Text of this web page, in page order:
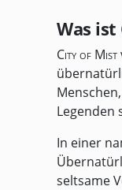
Was
City of Mist
Legenden
In einer
seltsame